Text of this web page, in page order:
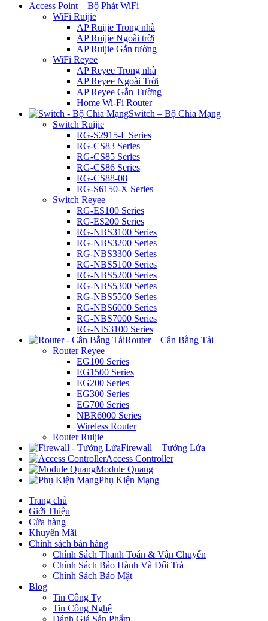
Access Point – Bộ Phát WiFi
WiFi Ruijie
AP Ruijie Trong nhà
AP Ruijie Ngoài trời
AP Ruijie Gắn tường
WiFi Reyee
AP Reyee Trong nhà
AP Reyee Ngoài Trời
AP Reyee Gắn Tường
Home Wi-Fi Router
Switch – Bộ Chia Mạng
Switch Ruijie
RG-S2915-L Series
RG-CS83 Series
RG-CS85 Series
RG-CS86 Series
RG-CS88-08
RG-S6150-X Series
Switch Reyee
RG-ES100 Series
RG-ES200 Series
RG-NBS3100 Series
RG-NBS3200 Series
RG-NBS3300 Series
RG-NBS5100 Series
RG-NBS5200 Series
RG-NBS5300 Series
RG-NBS5500 Series
RG-NBS6000 Series
RG-NBS7000 Series
RG-NIS3100 Series
Router – Cân Bằng Tải
Router Reyee
EG100 Series
EG1500 Series
EG200 Series
EG300 Series
EG700 Series
NBR6000 Series
Wireless Router
Router Ruijie
Firewall – Tưởng Lửa
Access Controller
Module Quang
Phụ Kiện Mạng
Trang chủ
Giới Thiệu
Cửa hàng
Khuyến Mãi
Chính sách bán hàng
Chính Sách Thanh Toán & Vận Chuyển
Chính Sách Bảo Hành Và Đổi Trả
Chính Sách Bảo Mật
Blog
Tin Công Ty
Tin Công Nghệ